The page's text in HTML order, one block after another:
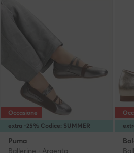
extra -25% Codice: SUMMER
Occasione
Puma